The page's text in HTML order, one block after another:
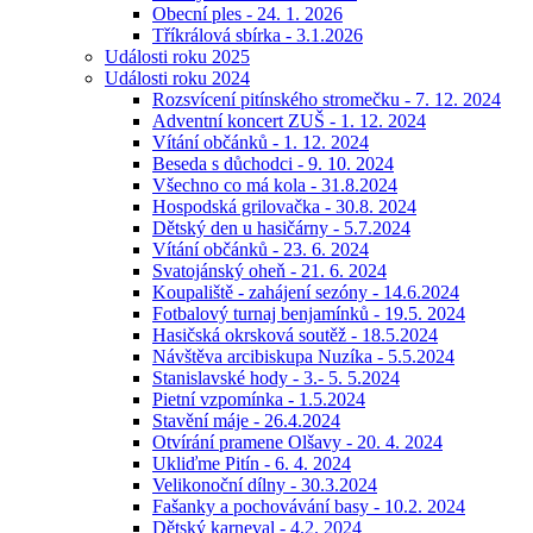
Obecní ples - 24. 1. 2026
Tříkrálová sbírka - 3.1.2026
Události roku 2025
Události roku 2024
Rozsvícení pitínského stromečku - 7. 12. 2024
Adventní koncert ZUŠ - 1. 12. 2024
Vítání občánků - 1. 12. 2024
Beseda s důchodci - 9. 10. 2024
Všechno co má kola - 31.8.2024
Hospodská grilovačka - 30.8. 2024
Dětský den u hasičárny - 5.7.2024
Vítání občánků - 23. 6. 2024
Svatojánský oheň - 21. 6. 2024
Koupaliště - zahájení sezóny - 14.6.2024
Fotbalový turnaj benjamínků - 19.5. 2024
Hasičská okrsková soutěž - 18.5.2024
Návštěva arcibiskupa Nuzíka - 5.5.2024
Stanislavské hody - 3.- 5. 5.2024
Pietní vzpomínka - 1.5.2024
Stavění máje - 26.4.2024
Otvírání pramene Olšavy - 20. 4. 2024
Ukliďme Pitín - 6. 4. 2024
Velikonoční dílny - 30.3.2024
Fašanky a pochovávání basy - 10.2. 2024
Dětský karneval - 4.2. 2024